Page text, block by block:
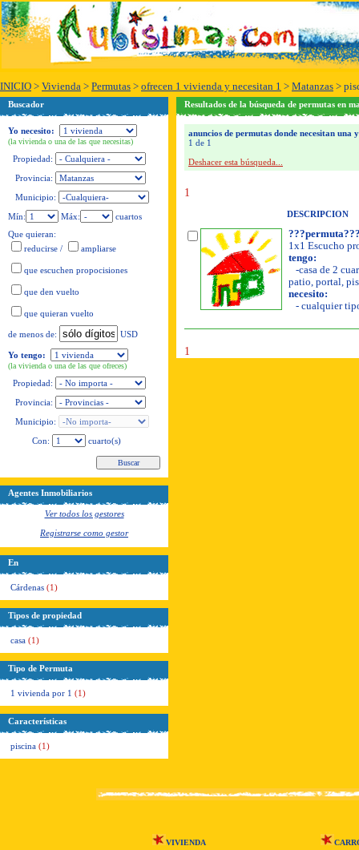
INICIO > Vivienda > Permutas > ofrecen 1 vivienda y necesitan 1 > Matanzas >
Buscador
Yo necesito:
(la vivienda o una de las que necesitas)
Propiedad:
Provincia:
Municipio:
Mín:
Máx:
cuartos
Que quieran:
reducirse / ampliarse
que escuchen propocisiones
que den vuelto
que quieran vuelto
de menos de: USD
Yo tengo:
(la vivienda o una de las que ofreces)
Propiedad:
Provincia:
Municipio:
Con:
cuarto(s)
Agentes Inmobiliarios
Ver todos los gestores
Registrarse como gestor
En
Cárdenas (1)
Tipos de propiedad
casa (1)
Tipo de Permuta
1 vivienda por 1 (1)
Características
piscina (1)
Resultados de la búsqueda de permutas en
anuncios de permutas donde necesitan una
1 de 1
Deshacer esta búsqueda...
1
DESCRIPCION
1x1 Escucho
tengo:
-casa de 2
patio, portal,
necesito:
- cualquier
1
VIVIENDA